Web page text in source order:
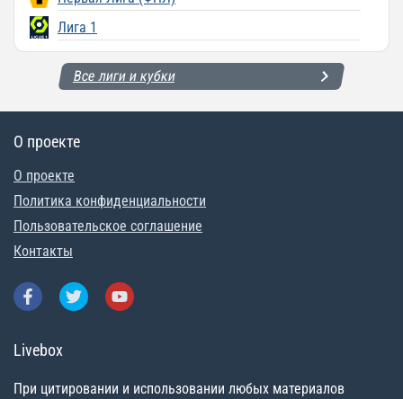
Лига 1
Все лиги и кубки
О проекте
О проекте
Политика конфиденциальности
Пользовательское соглашение
Контакты
Livebox
При цитировании и использовании любых материалов